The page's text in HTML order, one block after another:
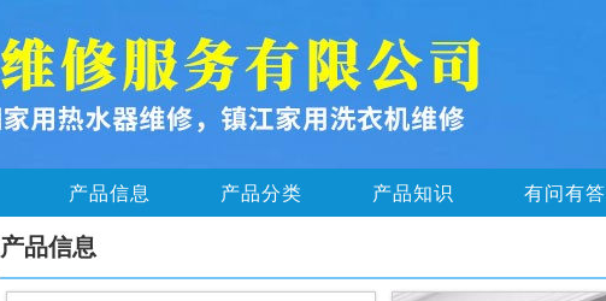
产品信息 产品分类 产品知识 有问有答
产品信息